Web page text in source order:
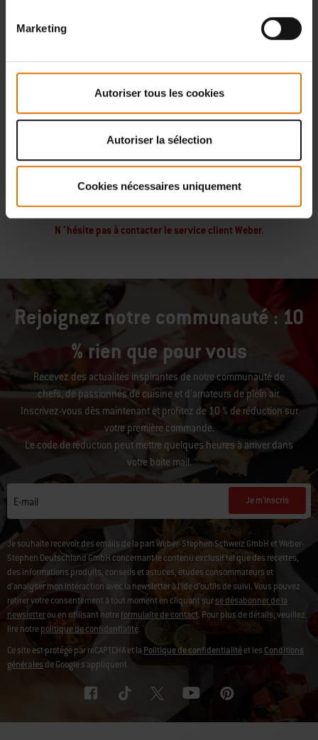
Marketing
Autoriser tous les cookies
Autoriser la sélection
Cookies nécessaires uniquement
2200/220, 2400/240
68,90 CHF
TVA incluse
N´hésite pas à contacter le service client Weber.
Rejoignez notre communauté : 10
% rien que pour vous
Recevez des actualités inspirantes de notre communauté de
chefs, de passionnés de cuisine et d’amateurs de plein air.
Inscrivez-vous dès maintenant et profitez de 10 % de réduction sur
votre première commande.
Le code de réduction peut mettre quelques heures à arriver dans
votre boîte mail.
E-mail Je m'inscris
Je souhaite recevoir des emails de la part Weber-Stephen Schweiz GmbH et Weber-
Stephen Deutschland GmbH concernant le contenu exclusif tel que des recettes,
des informations produits, conseils et astuces, études consommateurs et
d'analyser mon intéraction avec la newsletter à l'ide d'outils de suivi. Vous pouvez
retirer votre consentement à tout moment en cliquant surse désabonner de la
newsletterou en utilisant notreformulaire de contact. Pour plus de détails, veuillez
lire notrepolitique de confidentialité.
Ce site est protégé par reCAPTCHA et la Politique de confidentialitéet lesConditions
généralesde Google s’appliquent.